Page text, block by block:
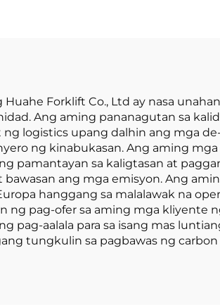
ng ISUZU
Huahe Forklift Co., Ltd ay nasa
Ang aming pananagutan sa
logistics upang dalhin ang mga
ng kinabukasan. Ang aming
pamantayan sa kaligtasan at
bawasan ang mga emisyon. Ang
hanggang sa malalawak na
ng pag-ofer sa aming mga kliyente
pag-aalala para sa isang mas
tungkulin sa pagbawas ng